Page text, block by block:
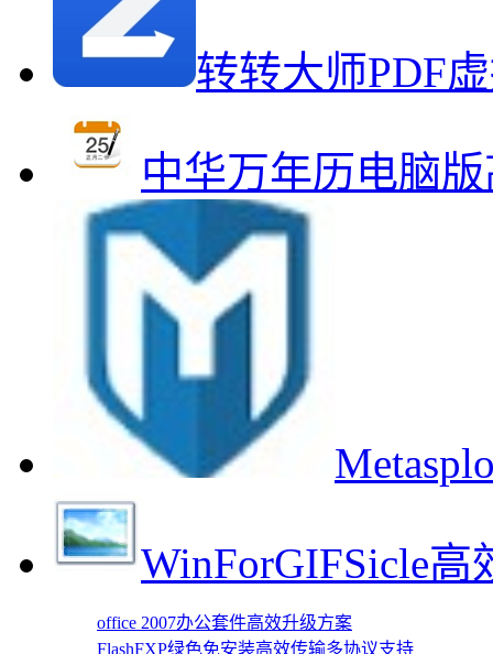
转转大师PDF
中华万年历电脑
WinForGIFSicle
office 2007办公套件高效升级方案
FlashFXP绿色免安装高效传输多协议支持